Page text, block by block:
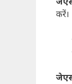
करें।